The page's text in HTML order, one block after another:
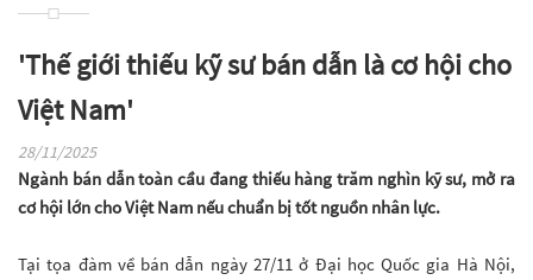
'Thế giới thiếu kỹ sư bán dẫn là cơ hội cho
Việt Nam'
28/11/2025
Ngành bán dẫn toàn cầu đang thiếu hàng trăm nghìn kỹ sư, mở ra
cơ hội lớn cho Việt Nam nếu chuẩn bị tốt nguồn nhân lực.
Tại tọa đàm về bán dẫn ngày 27/11 ở Đại học Quốc gia Hà Nội,